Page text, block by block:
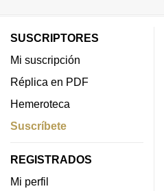
SUSCRIPTORES
Mi suscripción
Réplica en PDF
Hemeroteca
Suscríbete
REGISTRADOS
Mi perfil